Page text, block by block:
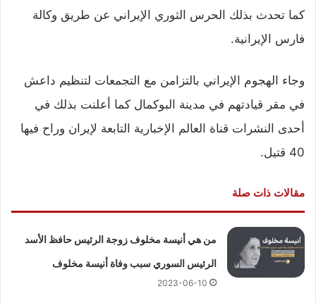
كما تحدث بذلك الحرس الثوري الإيراني عن طريق وكالة
فارس الإيرانية.
وجاء الهجوم الإيراني بالتزامن مع التجمعات لتنظيم داعش
في مقر قيادتهم في مدينة البوكمال كما أعلنت بذلك في
أحدى النشرات قناة العالم الإخبارية التابعة لإيران وراح فيها
40 قتيل.
مقالات ذات صلة
من هي أنيسة مخلوف زوجة الرئيس حافظ الأسد
الرئيس السوري سبب وفاة أنيسة مخلوف
2023-06-10